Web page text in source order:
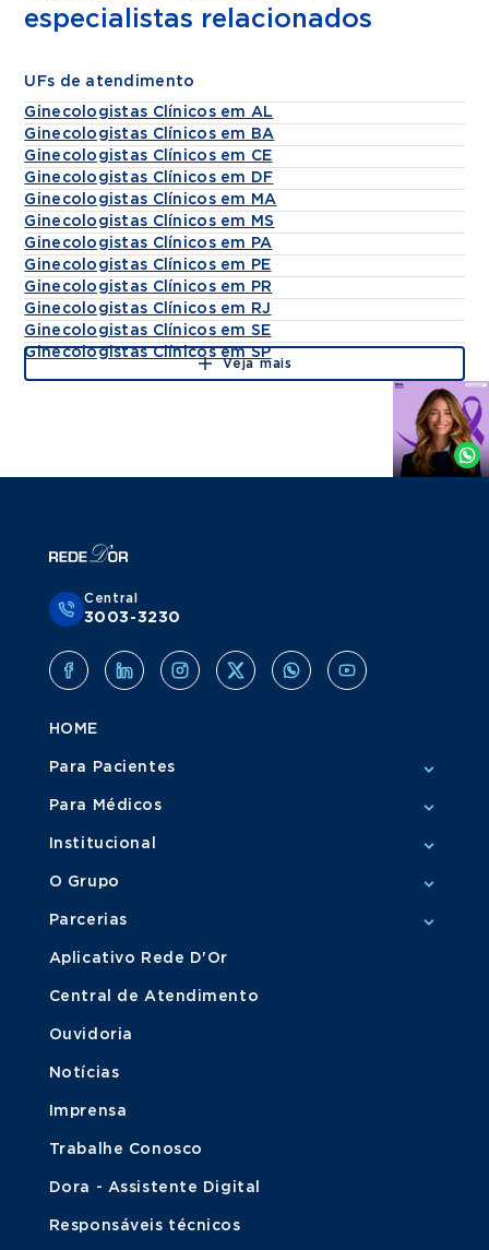
especialistas relacionados
UFs de atendimento
Ginecologistas Clínicos em AL
Ginecologistas Clínicos em BA
Ginecologistas Clínicos em CE
Ginecologistas Clínicos em DF
Ginecologistas Clínicos em MA
Ginecologistas Clínicos em MS
Ginecologistas Clínicos em PA
Ginecologistas Clínicos em PE
Ginecologistas Clínicos em PR
Ginecologistas Clínicos em RJ
Ginecologistas Clínicos em SE
Ginecologistas Clínicos em SP
Veja mais
Agende
Whatsapp
Central
3003-3230
HOME
Para Pacientes
Para Médicos
Institucional
O Grupo
Parcerias
Aplicativo Rede D'Or
Central de Atendimento
Ouvidoria
Notícias
Imprensa
Trabalhe Conosco
Dora - Assistente Digital
Responsáveis técnicos